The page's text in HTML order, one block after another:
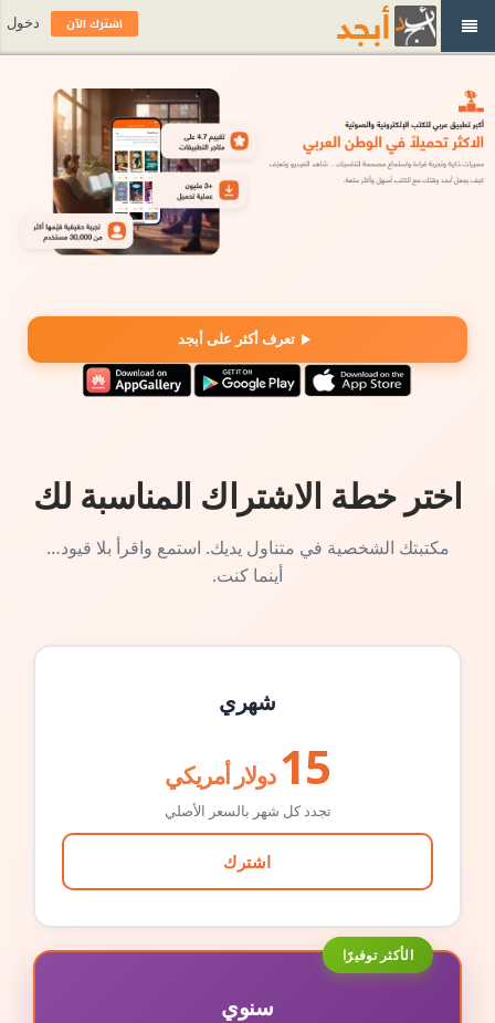
تعرف أكثر على أبجد
اختر خطة الاشتراك المناسبة لك
مكتبتك الشخصية في متناول يديك. استمع واقرأ بلا قيود…
أينما كنت.
شهري
15 دولار أمريكي
تجدد كل شهر بالسعر الأصلي
اشترك
الأكثر توفيرًا
سنوي
اشترك الآن دخول